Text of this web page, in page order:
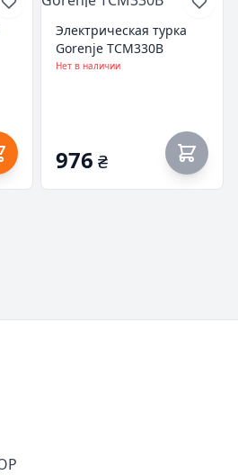
Электрическая турка
Gorenje TCM330B
Нет в наличии
976 ₴